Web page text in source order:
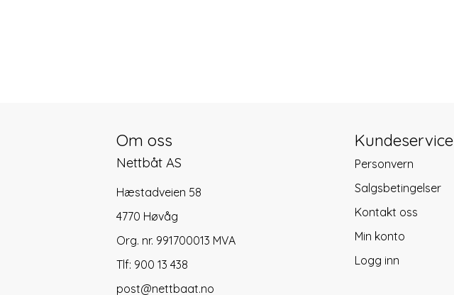
Om oss
Nettbåt AS
Hæstadveien 58
4770 Høvåg
Org. nr. 991700013 MVA
Tlf: 900 13 438
post@nettbaat.no
Kundeservice
Personvern
Salgsbetingelser
Kontakt oss
Min konto
Logg inn